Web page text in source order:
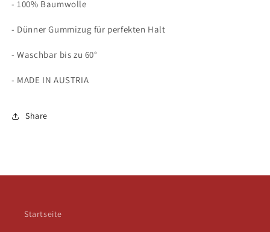
- 100% Baumwolle
- Dünner Gummizug für perfekten Halt
- Waschbar bis zu 60°
- MADE IN AUSTRIA
Share
Startseite